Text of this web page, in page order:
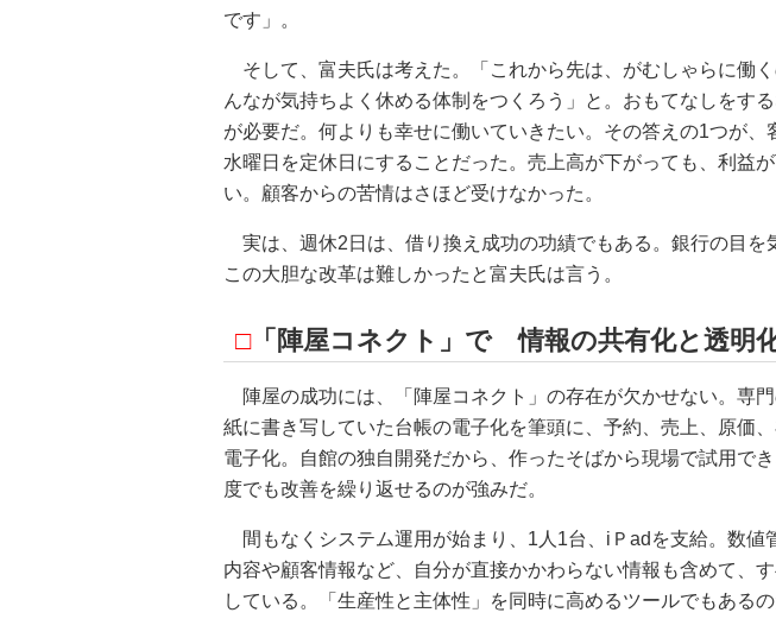
です」。
そして、富夫氏は考えた。「これから先は、がむしゃらに働
んなが気持ちよく休める体制をつくろう」と。おもてなしをす
が必要だ。何よりも幸せに働いていきたい。その答えの1つが、
水曜日を定休日にすることだった。売上高が下がっても、利益
い。顧客からの苦情はさほど受けなかった。
実は、週休2日は、借り換え成功の功績でもある。銀行の目を
この大胆な改革は難しかったと富夫氏は言う。
□「陣屋コネクト」で 情報の共有化と透明
陣屋の成功には、「陣屋コネクト」の存在が欠かせない。専門
紙に書き写していた台帳の電子化を筆頭に、予約、売上、原価
電子化。自館の独自開発だから、作ったそばから現場で試用で
度でも改善を繰り返せるのが強みだ。
間もなくシステム運用が始まり、1人1台、iＰadを支給。数値
内容や顧客情報など、自分が直接かかわらない情報も含めて、
している。「生産性と主体性」を同時に高めるツールでもある